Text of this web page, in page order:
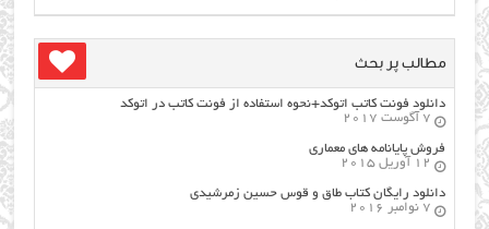
مطالب پر بحث
دانلود فونت کاتب اتوکد+نحوه استفاده از فونت کاتب در اتوکد
7 آگوست 2017
فروش پایانامه های معماری
12 آوریل 2015
دانلود رایگان کتاب طاق و قوس حسین زمرشیدی
7 نوامبر 2016